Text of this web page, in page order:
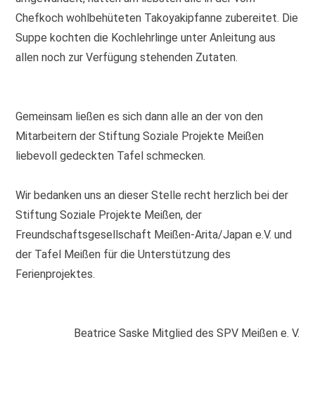
Chefkoch wohlbehüteten Takoyakipfanne zubereitet. Die
Suppe kochten die Kochlehrlinge unter Anleitung aus
allen noch zur Verfügung stehenden Zutaten.
Gemeinsam ließen es sich dann alle an der von den
Mitarbeitern der Stiftung Soziale Projekte Meißen
liebevoll gedeckten Tafel schmecken.
Wir bedanken uns an dieser Stelle recht herzlich bei der
Stiftung Soziale Projekte Meißen, der
Freundschaftsgesellschaft Meißen-Arita/Japan e.V. und
der Tafel Meißen für die Unterstützung des
Ferienprojektes.
Beatrice Saske Mitglied des SPV Meißen e. V.